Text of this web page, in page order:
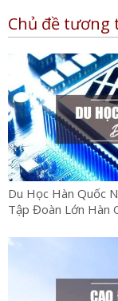
Chủ đề tương
Du Học Hàn Quốc
Tập Đoàn Lớn Hàn